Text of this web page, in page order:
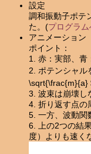
設定
調和振動子ポテ
た。(プログラム
アニメーション
ポイント：
1. 赤：実部、青
2. ポテンシャル
\sqrt{\frac{m}{a}
3. 波束は崩壊し
4. 折り返す点の
5. 一方、波動関
6. 上の2つの結
度）よりも速く